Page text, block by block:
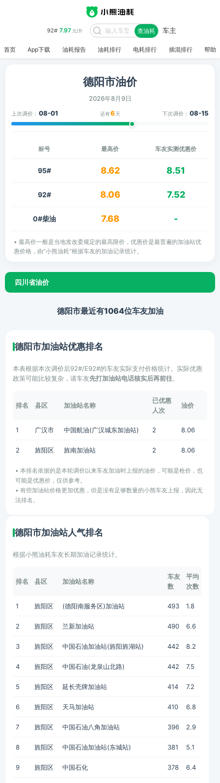
92# 7.97元/升 查油耗 车主
首页 App下载 油耗报告 油耗排行 电耗排行 插混排行 帮助
德阳市油价
2026年8月9日
上次调价： 08-01 还有6 天 下次调价： 08-15
标号 最高价 车友实测优惠价
95# 8.62 8.51
92# 8.06 7.52
0#柴油 7.68 -
• 最高价一般是当地发改委规定的最高限价，优惠价是最普遍的加油站优
惠价格，由"小熊油耗"根据车友的加油记录统计。
四川省油价
德阳市最近有1064位车友加油
德阳市加油站优惠排名
本表根据本次调价后92#/E92#的车友实际支付价格统计。实际优惠
政策可能比较复杂，请车友先打加油站电话核实后再前往。
排名 县区 加油站名称
已优惠
人次
油价
1 广汉市 中国航油(广汉城东加油站) 2 8.06
2 旌阳区 旌南加油站 2 8.06
• 本排名依据的是本轮调价以来车友加油时上报的油价，可能是枪价，也
可能是优惠价，仅供参考。
• 有些加油站价格更加优惠，但是没有足够数量的小熊车友上报，因此无
法排名。
德阳市加油站人气排名
根据小熊油耗车友长期加油记录统计。
排名 县区 加油站名称
车友
数
平均
次数
1 旌阳区 (德阳南服务区)加油站 493 1.8
2 旌阳区 兰新加油站 490 6.6
3 旌阳区 中国石油加油站(旌阳旌湖站) 442 8.2
4 旌阳区 中国石油(龙泉山北路) 442 7.5
5 旌阳区 延长壳牌加油站 414 7.2
6 旌阳区 天马加油站 410 6.8
7 旌阳区 中国石油八角加油站 396 2.9
8 旌阳区 中国石油加油站(东城站) 381 5.1
9 旌阳区 中国石化 378 6.4